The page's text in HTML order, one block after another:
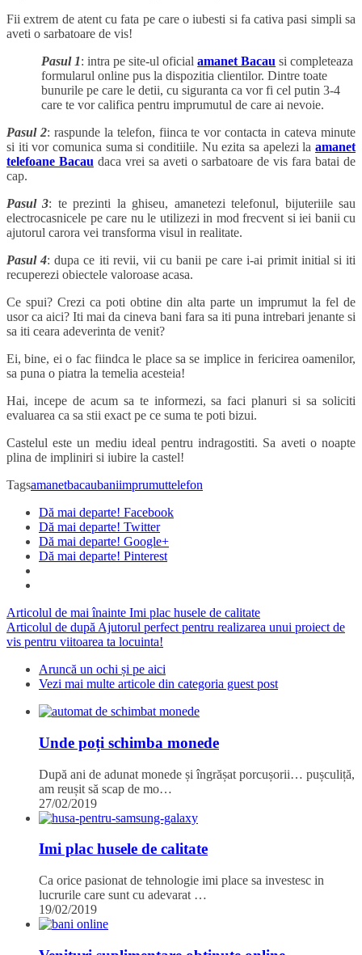
Fii extrem de atent cu fata pe care o iubesti si fa cativa pasi simpli sa
aveti o sarbatoare de vis!
Pasul 1: intra pe site-ul oficialamanet Bacau si completeaza
formularul online pus la dispozitia clientilor. Dintre toate
bunurile pe care le detii, cu siguranta ca vor fi cel putin 3-4
care te vor califica pentru imprumutul de care ai nevoie.
Pasul 2: raspunde la telefon, fiinca te vor contacta in cateva minute
si iti vor comunica suma si conditiile. Nu ezita sa apelezi la amanet
telefoane Bacau daca vrei sa aveti o sarbatoare de vis fara batai de
cap.
Pasul 3: te prezinti la ghiseu, amanetezi telefonul, bijuteriile sau
electrocasnicele pe care nu le utilizezi in mod frecvent si iei banii cu
ajutorul carora vei transforma visul in realitate.
Pasul 4: dupa ce iti revii, vii cu banii pe care i-ai primit initial si iti
recuperezi obiectele valoroase acasa.
Ce spui? Crezi ca poti obtine din alta parte un imprumut la fel de
usor ca aici? Iti mai da cineva bani fara sa iti puna intrebari jenante si
sa iti ceara adeverinta de venit?
Ei, bine, ei o fac fiindca le place sa se implice in fericirea oamenilor,
sa puna o piatra la temelia acesteia!
Hai, incepe de acum sa te informezi, sa faci planuri si sa soliciti
evaluarea ca sa stii exact pe ce suma te poti bizui.
Castelul este un mediu ideal pentru indragostiti. Sa aveti o noapte
plina de impliniri si iubire la castel!
Tagsamanetbacaubaniimprumuttelefon
Dă mai departe! Facebook
Dă mai departe! Twitter
Dă mai departe! Google+
Dă mai departe! Pinterest
Articolul de mai înainte Imi plac husele de calitate
Articolul de după Ajutorul perfect pentru realizarea unui proiect de
vis pentru viitoarea ta locuinta!
Aruncă un ochi și pe aici
Vezi mai multe articole din categoria guest post
Unde poți schimba monede
După ani de adunat monede și îngrășat porcușorii… pușculiță,
am reușit să scap de mo…
27/02/2019
Imi plac husele de calitate
Ca orice pasionat de tehnologie imi place sa investesc in
lucrurile care sunt cu adevarat …
19/02/2019